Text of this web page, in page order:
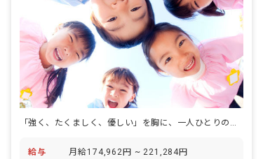
「強く、たくましく、優しい」を胸に、一人ひとりの育ちに寄り添う認定こども園です。
給与 月給174,962円 ~ 221,284円